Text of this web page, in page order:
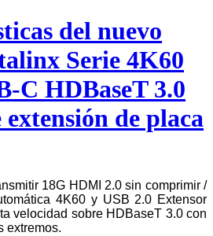
del nuevo
Serie 4K60
C HDBaseT 3.0
de placa
18G HDMI 2.0 sin comprimir /
4K60 y USB 2.0 Extensor
velocidad sobre HDBaseT 3.0 con
extremos.